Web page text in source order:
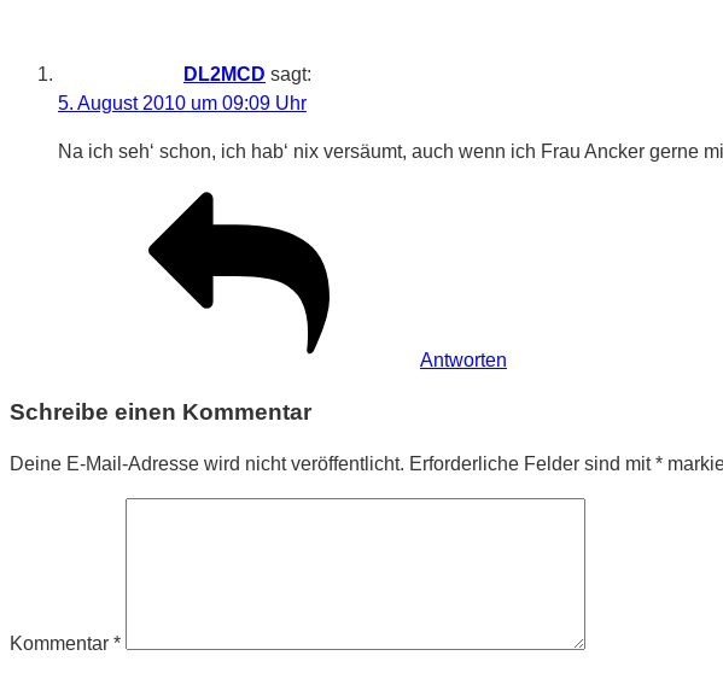
DL2MCD sagt:
5. August 2010 um 09:09 Uhr
Na ich seh‘ schon, ich hab‘ nix versäumt, auch wenn ich Frau Ancker
Antworten
Schreibe einen Kommentar
Deine E-Mail-Adresse wird nicht veröffentlicht. Erforderliche Felder sind mit*
Kommentar *